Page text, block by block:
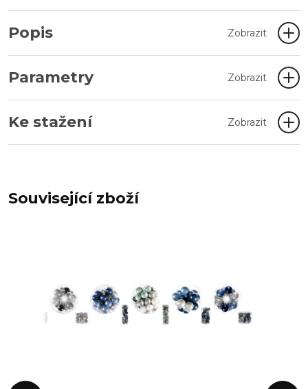
Popis Zobrazit
Parametry Zobrazit
Ke stažení Zobrazit
Související zboží